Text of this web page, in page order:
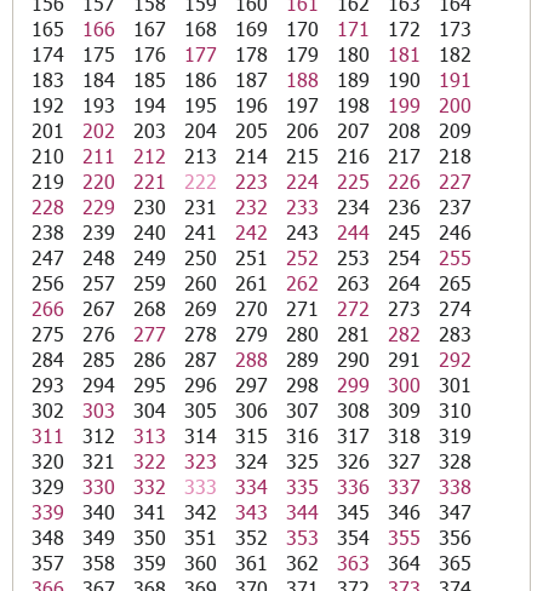
165
166 167 168 169 170 171 172
173
174
175 176 177 178 179 180 181
182
183
184 185 186 187 188 189 190
191
192
193 194 195 196 197 198 199
200
201
202 203 204 205 206 207 208
209
210
211 212 213 214 215 216 217
218
219
220 221 222 223 224 225 226
227
228
229 230 231 232 233 234 236
237
238
239 240 241 242 243 244 245
246
247
248 249 250 251 252 253 254
255
256
257 259 260 261 262 263 264
265
266
267 268 269 270 271 272 273
274
275
276 277 278 279 280 281 282
283
284
285 286 287 288 289 290 291
292
293
294 295 296 297 298 299 300
301
302
303 304 305 306 307 308 309
310
311
312 313 314 315 316 317 318
319
320
321 322 323 324 325 326 327
328
329
330 332 333 334 335 336 337
338
339
340 341 342 343 344 345 346
347
348
349 350 351 352 353 354 355
356
357
358 359 360 361 362 363 364
365